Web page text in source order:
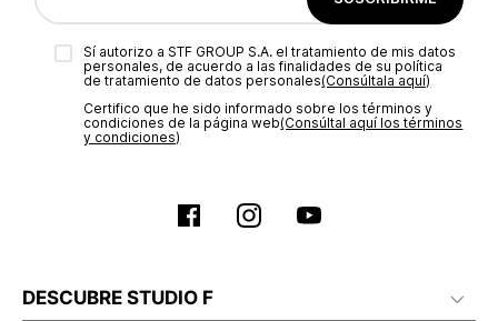
Sí autorizo a STF GROUP S.A. el tratamiento de mis datos
personales, de acuerdo a las finalidades de su política
de tratamiento de datos personales‎(Consúltala aquí)
Certifico que he sido informado sobre los términos y
condiciones de la página web‎(Consúltal aquí los términos
y condiciones)
DESCUBRE STUDIO F